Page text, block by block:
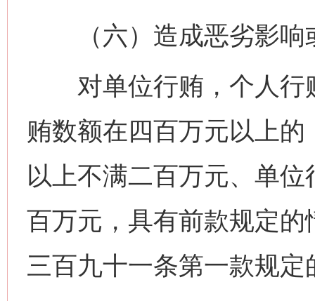
（六）造成恶劣影响
对单位行贿，个人行
贿数额在四百万元以上
以上不满二百万元、单
百万元，具有前款规定
三百九十一条第一款规定